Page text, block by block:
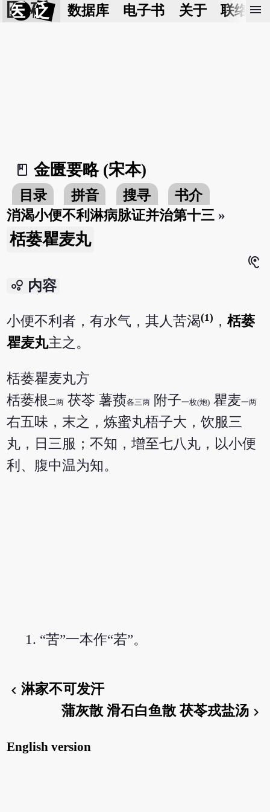
医 砭 数据库 电子书 关于 联络我
menu
book_2
金匮要略 (宋本)
目录 拼音 搜寻
书介
消渴小便不利淋病脉证并治第十三 »
栝蒌瞿麦丸
hearing
bubble_chart 内容
小便不利者，有水气，其人苦渴(1) ，栝蒌
瞿麦丸主之。
栝蒌瞿麦丸方
栝蒌根二两 茯苓 薯蓣各三两 附子一枚(炮) 瞿麦一两
右五味，末之，炼蜜丸梧子大，饮服三
丸，日三服；不知，增至七八丸，以小便
利、腹中温为知。
“苦”一本作“若”。
chevron_left淋家不可发汗
蒲灰散 滑石白鱼散 茯苓戎盐汤chevron_right
English version